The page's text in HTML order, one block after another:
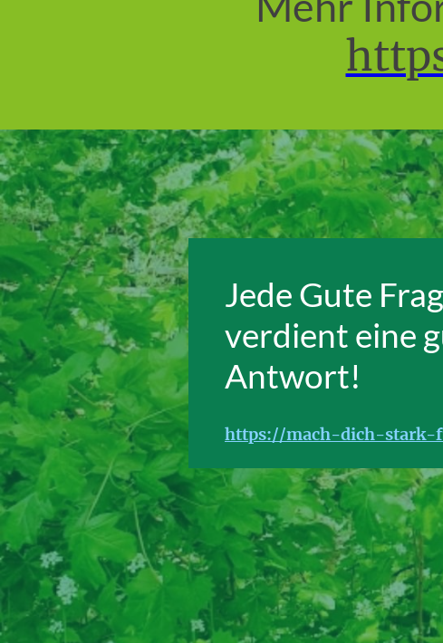
Jede Gute
verdient eine
Antwort!
https://mach-dich-stark-